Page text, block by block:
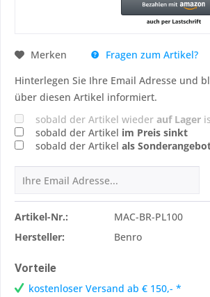
Merken
Fragen zum Artikel?
Hinterlegen Sie Ihre Email Adresse und
über diesen Artikel informiert.
sobald der Artikel wieder auf Lager
sobald der Artikel im Preis sinkt
sobald der Artikel als
Artikel-Nr.:
MAC-BR-PL100
Hersteller:
Benro
Vorteile
kostenloser Versand ab € 150,- *